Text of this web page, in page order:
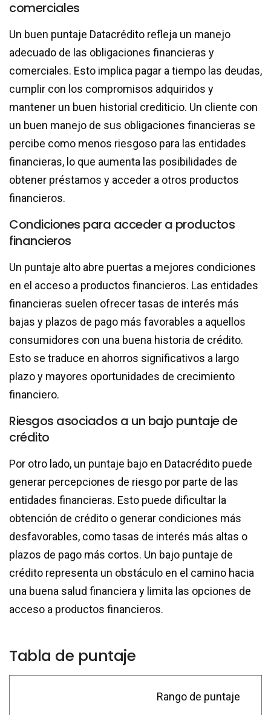
comerciales
Un buen puntaje Datacrédito refleja un manejo
adecuado de las obligaciones financieras y
comerciales. Esto implica pagar a tiempo las deudas,
cumplir con los compromisos adquiridos y
mantener un buen historial crediticio. Un cliente con
un buen manejo de sus obligaciones financieras se
percibe como menos riesgoso para las entidades
financieras, lo que aumenta las posibilidades de
obtener préstamos y acceder a otros productos
financieros.
Condiciones para acceder a productos
financieros
Un puntaje alto abre puertas a mejores condiciones
en el acceso a productos financieros. Las entidades
financieras suelen ofrecer tasas de interés más
bajas y plazos de pago más favorables a aquellos
consumidores con una buena historia de crédito.
Esto se traduce en ahorros significativos a largo
plazo y mayores oportunidades de crecimiento
financiero.
Riesgos asociados a un bajo puntaje de
crédito
Por otro lado, un puntaje bajo en Datacrédito puede
generar percepciones de riesgo por parte de las
entidades financieras. Esto puede dificultar la
obtención de crédito o generar condiciones más
desfavorables, como tasas de interés más altas o
plazos de pago más cortos. Un bajo puntaje de
crédito representa un obstáculo en el camino hacia
una buena salud financiera y limita las opciones de
acceso a productos financieros.
Tabla de puntaje
Rango de puntaje